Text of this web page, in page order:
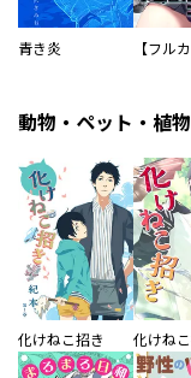
青き炎
動物・ペット・植物
化けねこ招き